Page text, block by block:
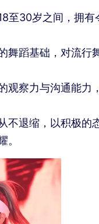
至30岁之间，拥
舞蹈基础，对流行
观察力与沟通能
不退缩，以积极
。